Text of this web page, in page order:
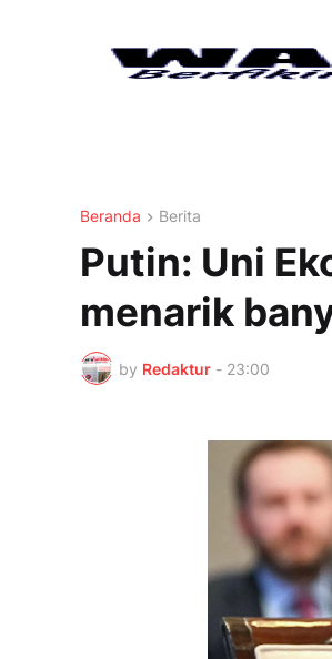
Beranda Berita
Putin: Uni
menarik
by Redaktur - 23:00